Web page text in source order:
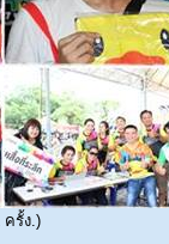
ครั้ง.)